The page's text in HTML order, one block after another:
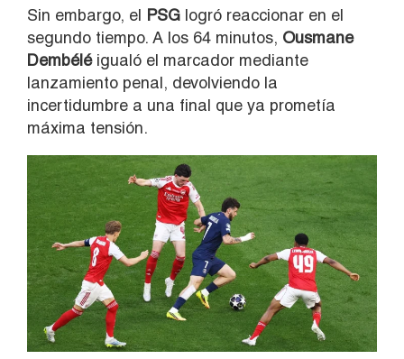
Sin embargo, el PSG logró reaccionar en el
segundo tiempo. A los 64 minutos, Ousmane
Dembéléigualó el marcador mediante
lanzamiento penal, devolviendo la
incertidumbre a una final que ya prometía
máxima tensión.